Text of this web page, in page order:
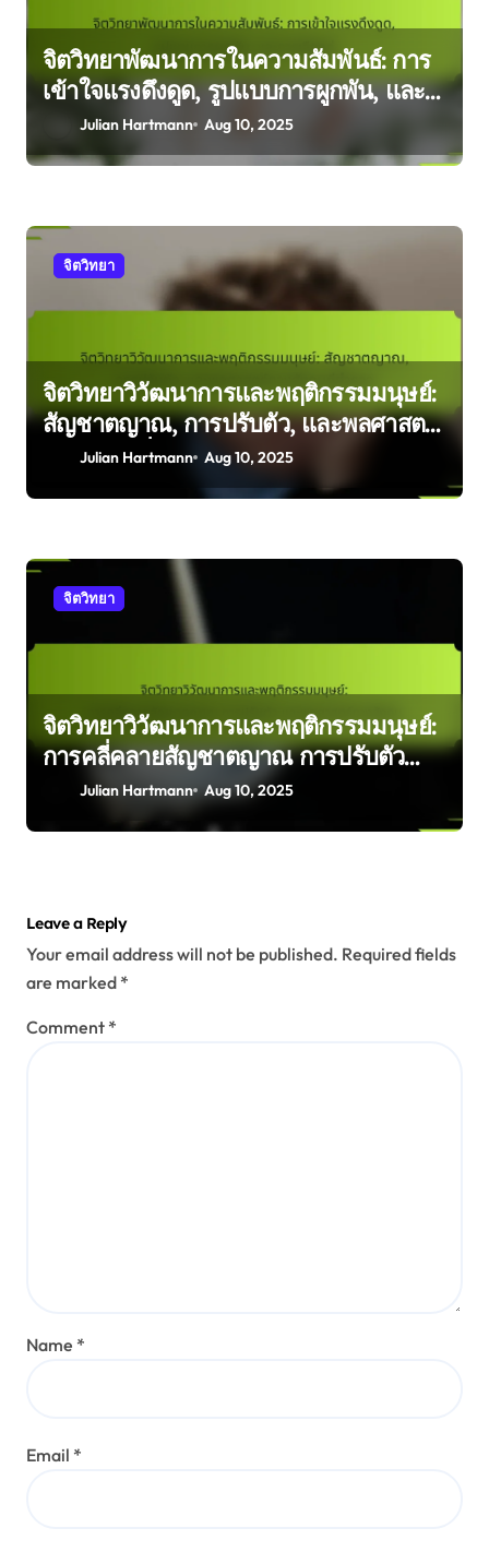
จิตวิทยาพัฒนาการในความสัมพันธ์: การ
เข้าใจแรงดึงดูด, รูปแบบการผูกพัน, และ
การเลือกคู่
Julian Hartmann Aug 10, 2025
จิตวิทยา
จิตวิทยาวิวัฒนาการและพฤติกรรมมนุษย์:
สัญชาตญาณ, การปรับตัว, และพลศาสตร์
ทางสังคมที่สำรวจ
Julian Hartmann Aug 10, 2025
จิตวิทยา
จิตวิทยาวิวัฒนาการและพฤติกรรมมนุษย์:
การคลี่คลายสัญชาตญาณ การปรับตัว
และพลศาสตร์ทางสังคม
Julian Hartmann Aug 10, 2025
Leave a Reply
Your email address will not be published. Required fields
are marked *
Comment *
Name *
Email *